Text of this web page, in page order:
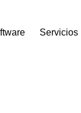
Servicios